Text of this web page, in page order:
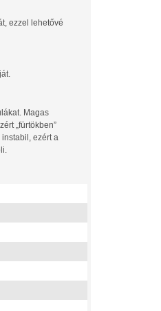
ezzel lehetővé
Magas
„fürtökben”
ezért a